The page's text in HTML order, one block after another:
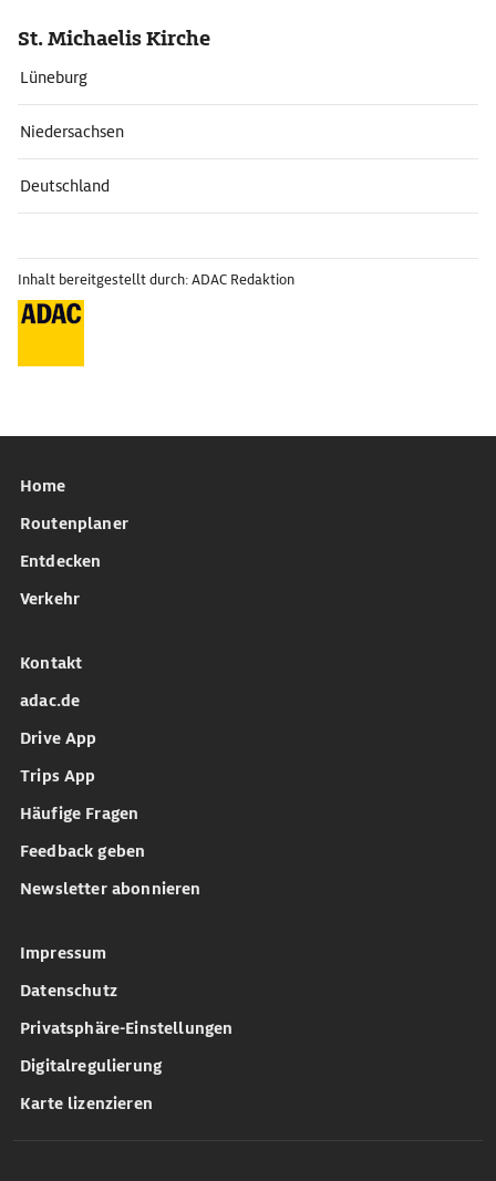
St. Michaelis Kirche
Lüneburg
Niedersachsen
Deutschland
Inhalt bereitgestellt durch: ADAC Redaktion
Home
Routenplaner
Entdecken
Verkehr
Kontakt
adac.de
Drive App
Trips App
Häufige Fragen
Feedback geben
Newsletter abonnieren
Impressum
Datenschutz
Privatsphäre-Einstellungen
Digitalregulierung
Karte lizenzieren